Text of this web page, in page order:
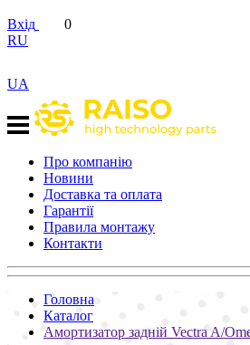
Вхід
0
RU
UA
Про компанію
Новини
Доставка та оплата
Гарантії
Правила монтажу
Контакти
Головна
Каталог
Амортизатор задній Vectra A/